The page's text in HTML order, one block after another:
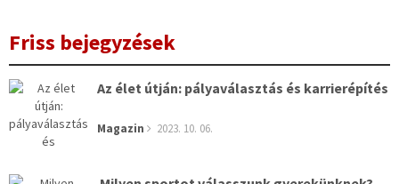
Friss bejegyzések
Az élet útján: pályaválasztás és karrierépítés
Magazin 2023. 10. 06.